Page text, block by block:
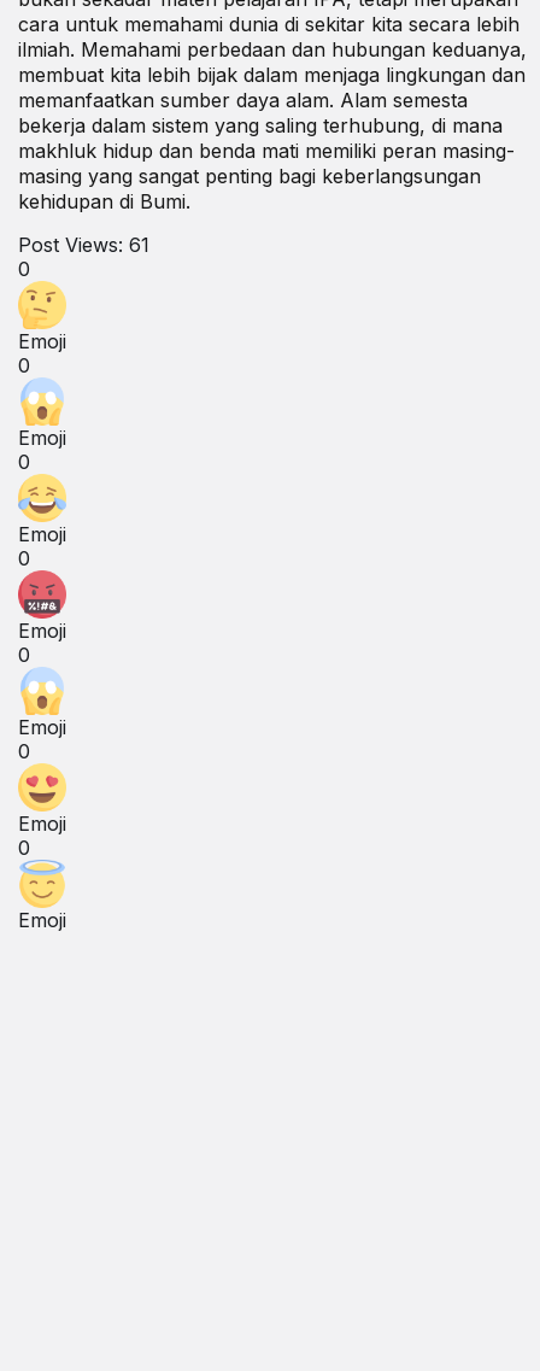
cara untuk memahami dunia di sekitar kita secara lebih
ilmiah. Memahami perbedaan dan hubungan keduanya,
membuat kita lebih bijak dalam menjaga lingkungan dan
memanfaatkan sumber daya alam. Alam semesta
bekerja dalam sistem yang saling terhubung, di mana
makhluk hidup dan benda mati memiliki peran masing-
masing yang sangat penting bagi keberlangsungan
kehidupan di Bumi.
Post Views: 61
0
Emoji
0
Emoji
0
Emoji
0
Emoji
0
Emoji
0
Emoji
0
Emoji